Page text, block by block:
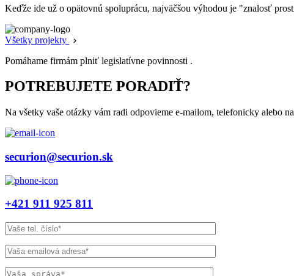
Keďže ide už o opätovnú spoluprácu, najväčšou výhodou je "znalosť
Všetky projekty
Pomáhame firmám plniť legislatívne povinnosti .
POTREBUJETE PORADIŤ?
Na všetky vaše otázky vám radi odpovieme e-mailom, telefonicky alebo
securion@securion.sk
+421 911 925 811